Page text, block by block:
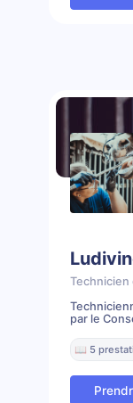
Technicien
par le
📖 5